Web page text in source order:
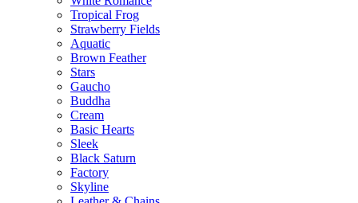
Tropical Frog
Strawberry Fields
Aquatic
Brown Feather
Stars
Gaucho
Buddha
Cream
Basic Hearts
Sleek
Black Saturn
Factory
Skyline